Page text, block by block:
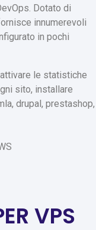
Dotato di
innumerevoli
in pochi
le statistiche
sito, installare
drupal, prestashop,
VPS